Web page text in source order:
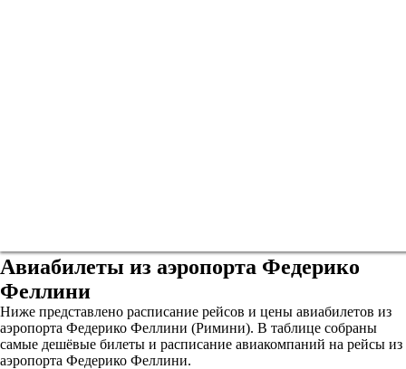
Авиабилеты из аэропорта Федерико
Феллини
Ниже представлено расписание рейсов и цены авиабилетов из
аэропорта Федерико Феллини (Римини). В таблице собраны
самые дешёвые билеты и расписание авиакомпаний на рейсы из
аэропорта Федерико Феллини.